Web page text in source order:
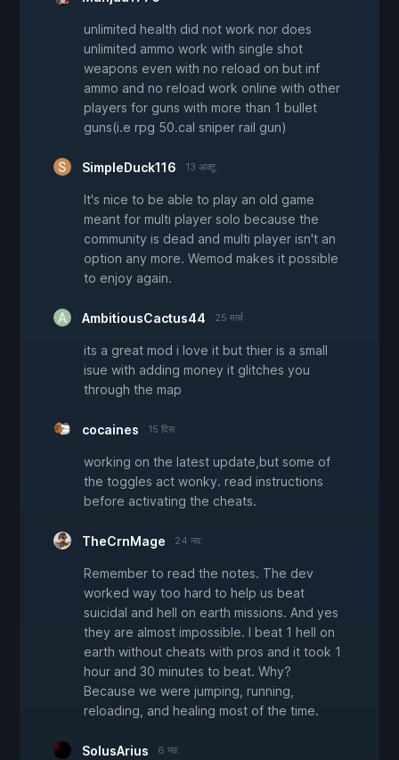
unlimited health did not work nor does
unlimited ammo work with single shot
weapons even with no reload on but inf
ammo and no reload work online with other
players for guns with more than 1 bullet
guns(i.e rpg 50.cal sniper rail gun)
SimpleDuck116 13 अक्टू.
It's nice to be able to play an old game
meant for multi player solo because the
community is dead and multi player isn't an
option any more. Wemod makes it possible
to enjoy again.
AmbitiousCactus44 25 मार्च
its a great mod i love it but thier is a small
isue with adding money it glitches you
through the map
cocaines 15 दिस.
working on the latest update,but some of
the toggles act wonky. read instructions
before activating the cheats.
TheCrnMage 24 नव.
Remember to read the notes. The dev
worked way too hard to help us beat
suicidal and hell on earth missions. And yes
they are almost impossible. I beat 1 hell on
earth without cheats with pros and it took 1
hour and 30 minutes to beat. Why?
Because we were jumping, running,
reloading, and healing most of the time.
SolusArius 6 नव.